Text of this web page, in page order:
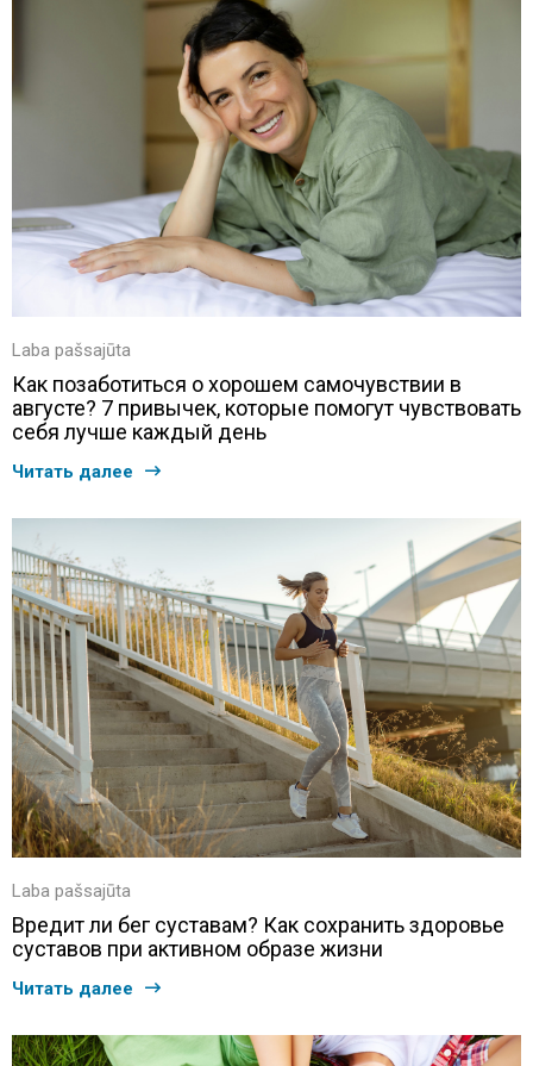
Laba pašsajūta
Как позаботиться о хорошем самочувствии в
августе? 7 привычек, которые помогут чувствовать
себя лучше каждый день
Читать далее
Laba pašsajūta
Вредит ли бег суставам? Как сохранить здоровье
суставов при активном образе жизни
Читать далее